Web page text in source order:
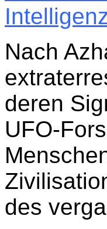
Nach
deren
UFO-
des